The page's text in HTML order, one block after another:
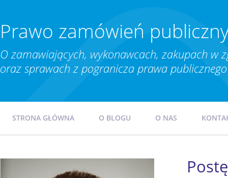
Prawo zamówień
O zamawiających, wykonawcach, zakupach w
oraz sprawach z pogranicza prawa
STRONA GŁÓWNA O BLOGU O NAS